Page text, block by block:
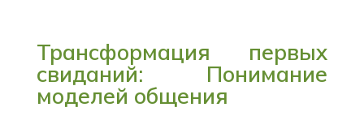
Трансформация первых
свиданий: Понимание
моделей общения